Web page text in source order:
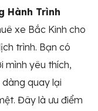
Hành Trình
xe Bắc Kinh cho
trình. Bạn có
mình yêu thích,
quay lại
Đây là ưu điểm